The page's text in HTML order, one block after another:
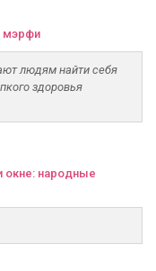
мэрфи
людям найти себя
здоровья
окне: народные